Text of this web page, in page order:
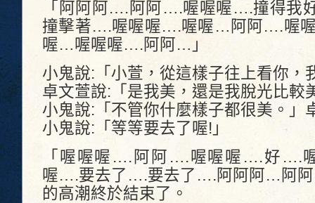
「阿阿阿….阿阿….喔喔喔….撞得我
撞擊著….喔喔喔….喔喔…阿阿….喔
喔…喔喔喔….阿阿…」
小鬼說:「小萱，從這樣子往上看你，
卓文萱說:「是我美，還是我脫光比較
小鬼說:「不管你什麼樣子都很美。」
小鬼說:「等等要去了喔!」
「喔喔喔….阿阿….喔喔喔….好….
喔….要去了….要去了….阿阿阿…阿阿
的高潮終於結束了。